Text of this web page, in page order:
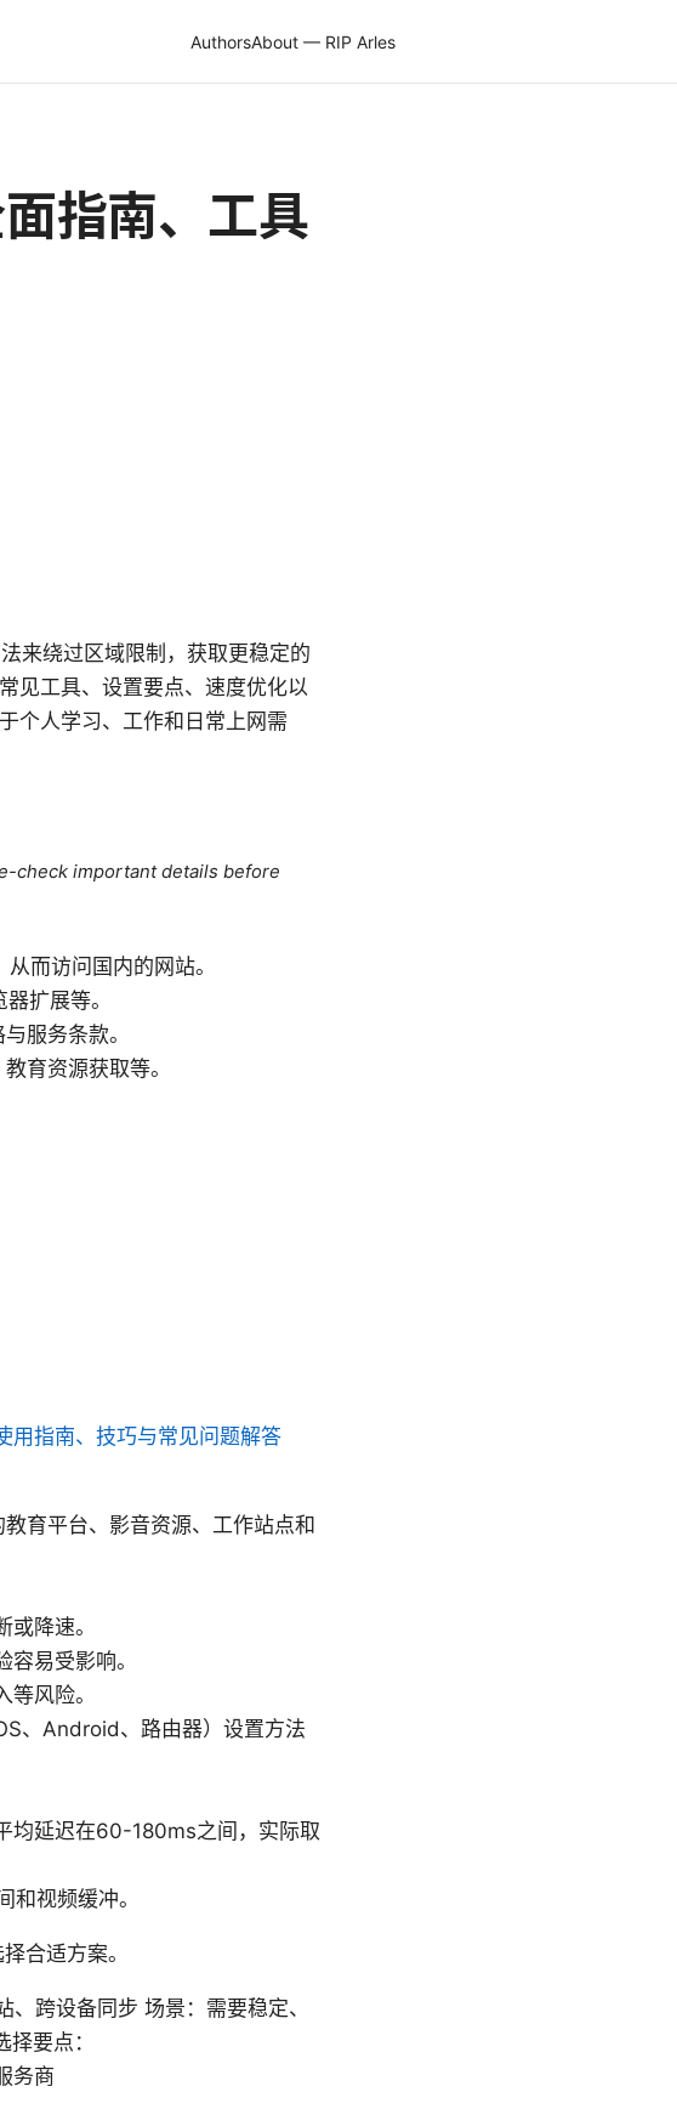
AuthorsAbout — RIP Arles
指南、工具
来绕过区域限制，获取更稳定的
见工具、设置要点、速度优化以
个人学习、工作和日常上网需
check important details before
而访问国内的网站。
扩展等。
服务条款。
育资源获取等。
用指南、技巧与常见问题解答
育平台、影音资源、工作站点和
降速。
易受影响。
风险。
、Android、路由器）设置方法
均延迟在60-180ms之间，实际取
视频缓冲。
合适方案。
跨设备同步 场景：需要稳定、
要点：
务商